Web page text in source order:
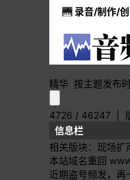
录音/制作/
精华 按主题发布
4726 / 46247 |
信息栏
相关版块： 现场扩
本站域名重回
近期盗号频发，再